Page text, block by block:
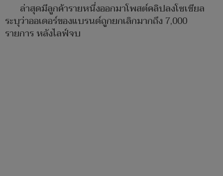
ล่าสุดมีลูกค้ารายหนึ่งออกมาโพสต์คลิปลงโซเชียล
ระบุว่าออเดอร์ของแบรนด์ถูกยกเลิกมากถึง 7,000
รายการ หลังไลฟ์จบ